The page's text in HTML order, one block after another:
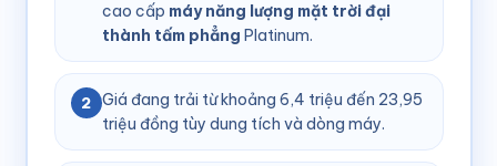
cao cấp máy năng lượng mặt trời đại
thành tấm phẳng Platinum.
2 Giá đang trải từ khoảng 6,4 triệu đến 23,95
triệu đồng tùy dung tích và dòng máy.